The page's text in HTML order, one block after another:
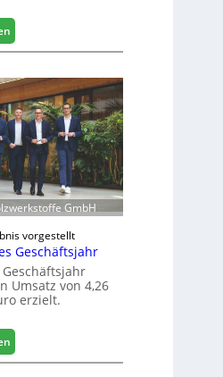
i
i
e
r
t
s
c
h
:
H
f
e
l
e
e
r
ö
f
f
n
e
t
L
o
s
GmbH
vorgestellt
Geschäftsjahr
Umsatz von 4,26
erzielt.
:
E